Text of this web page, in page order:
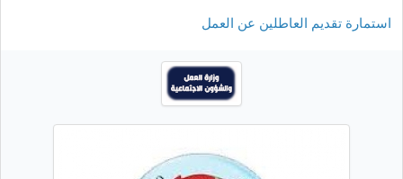
استمارة تقديم العاطلين عن العمل